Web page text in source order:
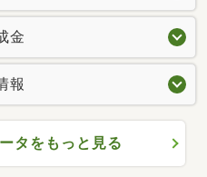
金
報
タをもっと見る